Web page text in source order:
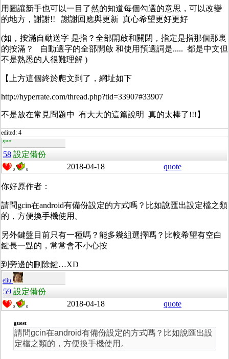
用圖讓新手也可以一目了然的知道每個勾選的意思，可以改變
的地方，謝謝!! 謝謝回應與更新 真心希望更好更好
(如，按滿自動送字 是指？全部開啟和關閉，指定是指那個那裏
的按滿？ 自動選字的全部開啟 和使用預選詞是..... 都是中文但
不是熟悉的人很難理解 )
【上方這個終於爬文到了，網址如下
http://hyperrate.com/thread.php?tid=33907#33907
不是放在常見問題中 有大大的這篇說明 真的太棒了!!!】
edited: 4
guest
58 設定備份
0 0 2018-04-18 quote
你好原作者：
請問gcin在android有備份設定的方式嗎？比如說匯出設定檔之類
的，方便換手機使用。
另外鍵盤目前只有一種嗎？能多幾組選擇嗎？比較希望有空白
鍵長一點的，常常會不小心按
到旁邊的刪除鍵…XD
eliu
59 設定備份
0 0 2018-04-18 quote
guest
請問gcin在android有備份設定的方式嗎？比如說匯出設
定檔之類的，方便換手機使用。